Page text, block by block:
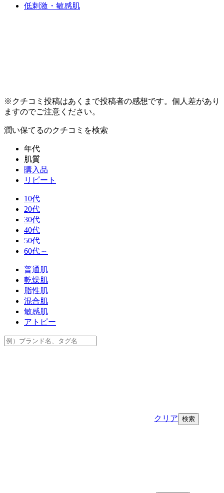
低刺激・敏感肌
※クチコミ投稿はあくまで投稿者の感想です。個人差があり
ますのでご注意ください。
潤い保てるのクチコミを検索
年代
肌質
購入品
リピート
10代
20代
30代
40代
50代
60代～
普通肌
乾燥肌
脂性肌
混合肌
敏感肌
アトピー
クリア